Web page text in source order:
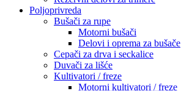
Poljoprivreda
Bušači za rupe
Motorni bušači
Delovi i oprema za bušače
Cepači za drva i seckalice
Duvači za lišće
Kultivatori / freze
Motorni kultivatori / freze